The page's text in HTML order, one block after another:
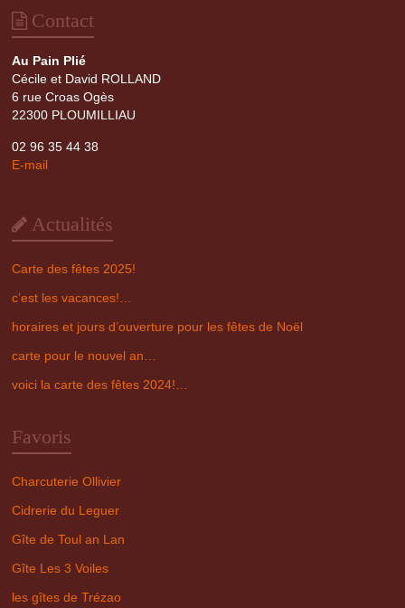
Contact
Au Pain Plié
Cécile et David ROLLAND
6 rue Croas Ogès
22300 PLOUMILLIAU
02 96 35 44 38
E-mail
Actualités
Carte des fêtes 2025!
c’est les vacances!…
horaires et jours d’ouverture pour les fêtes de Noël
carte pour le nouvel an…
voici la carte des fêtes 2024!…
Favoris
Charcuterie Ollivier
Cidrerie du Leguer
Gîte de Toul an Lan
Gîte Les 3 Voiles
les gîtes de Trézao